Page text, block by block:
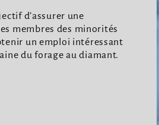
d’assurer une
membres des minorités
un emploi intéressant
du forage au diamant.